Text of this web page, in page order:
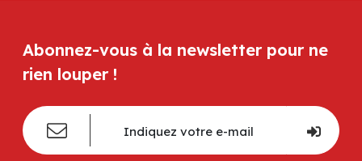
Abonnez-vous à la newsletter pour ne
rien louper !